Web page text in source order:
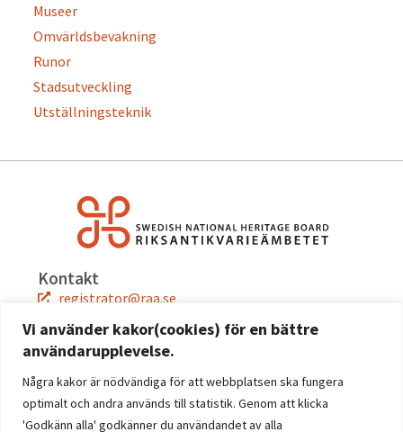
Vi använder kakor(cookies) för en bättre
användarupplevelse.
Några kakor är nödvändiga för att webbplatsen ska fungera
optimalt och andra används till statistik. Genom att klicka
'Godkänn alla' godkänner du användandet av alla
Museer
Omvärldsbevakning
Runor
Stadsutveckling
Utställningsteknik
Kontakt
registrator@raa.se
08-5191 80 00
Snabblänkar
Jobba hos oss
Press
Kontakta oss